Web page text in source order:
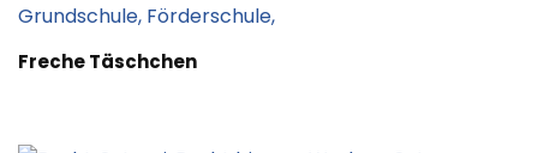
Freche Täschchen